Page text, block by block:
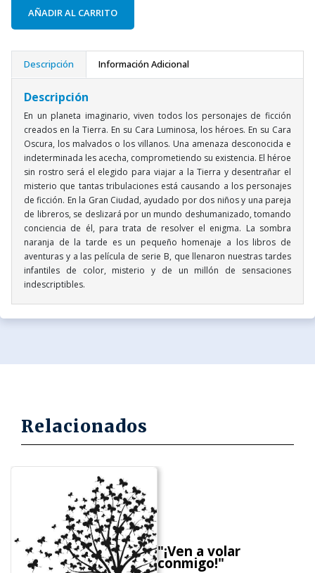
AÑADIR AL CARRITO
Descripción Información Adicional
Descripción
En un planeta imaginario, viven todos los personajes de ficción
creados en la Tierra. En su Cara Luminosa, los héroes. En su Cara
Oscura, los malvados o los villanos. Una amenaza desconocida e
indeterminada les acecha, comprometiendo su existencia. El héroe
sin rostro será el elegido para viajar a la Tierra y desentrañar el
misterio que tantas tribulaciones está causando a los personajes
de ficción. En la Gran Ciudad, ayudado por dos niños y una pareja
de libreros, se deslizará por un mundo deshumanizado, tomando
conciencia de él, para trata de resolver el enigma. La sombra
naranja de la tarde es un pequeño homenaje a los libros de
aventuras y a las película de serie B, que llenaron nuestras tardes
infantiles de color, misterio y de un millón de sensaciones
indescriptibles.
Relacionados
"¡Ven a volar
conmigo!"